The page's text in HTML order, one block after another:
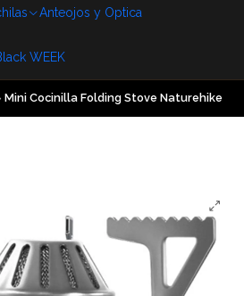
Anteojos y Optica
WEEK
Mini Cocinilla Folding Stove Naturehike